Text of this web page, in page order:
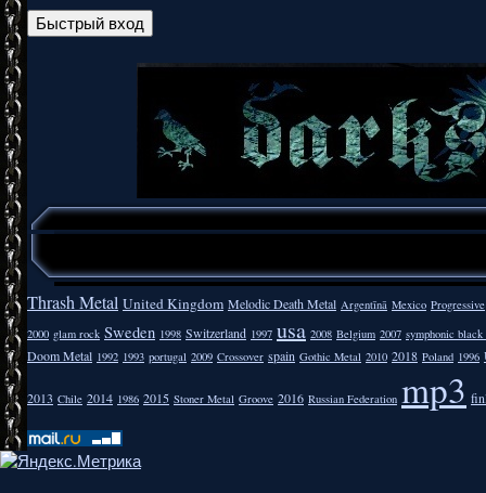
Thrash Metal United Kingdom Melodic Death Metal Argentīnā Mexico Progressive
2000 glam rock Sweden 1998 Switzerland 1997 usa 2008 Belgium 2007 symphonic
Doom Metal 1992 1993 portugal 2009 Crossover spain Gothic Metal 2010 2018 Poland 1996
2013 Chile 2014 1986 2015 Stoner Metal Groove 2016 Russian Federation mp3